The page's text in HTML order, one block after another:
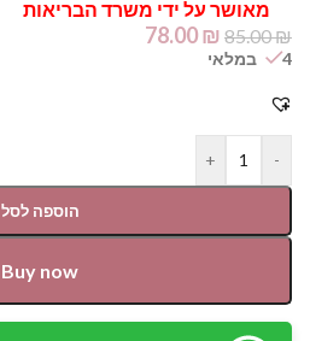
מאושר על ידי משרד הבריאות
85.00₪
78.00₪
4 במלאי
-
+
הוספה לסל
Buy now